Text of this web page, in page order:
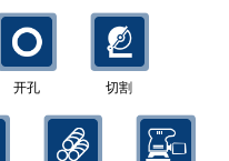
开孔 切割